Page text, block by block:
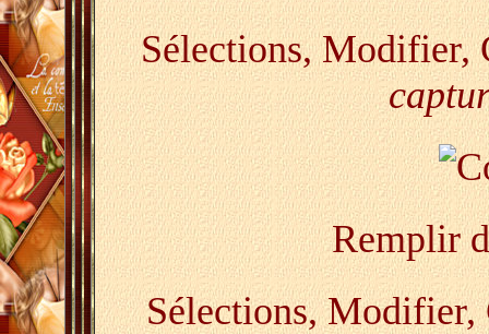
Sélections, Modifier,
Remplir
Sélections, Modifier,